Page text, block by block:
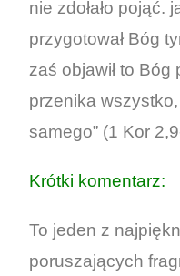
nie zdołało pojąć.
przygotował Bóg
zaś objawił to
przenika
samego” (1 Kor
Krótki komentarz:
To jeden z
poruszających